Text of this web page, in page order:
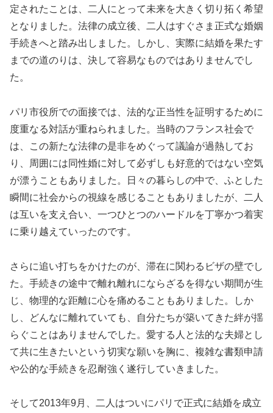
定されたことは、二人にとって未来を大きく切り拓く希望
となりました。法律の成立後、二人はすぐさま正式な婚姻
手続きへと踏み出しました。しかし、実際に結婚を果たす
までの道のりは、決して容易なものではありませんでし
た。
パリ市役所での面接では、法的な正当性を証明するために
度重なる対話が重ねられました。当時のフランス社会で
は、この新たな法律の是非をめぐって議論が過熱してお
り、周囲には同性婚に対して必ずしも好意的ではない空気
が漂うこともありました。日々の暮らしの中で、ふとした
瞬間に社会からの視線を感じることもありましたが、二人
は互いを支え合い、一つひとつのハードルを丁寧かつ着実
に乗り越えていったのです。
さらに追い打ちをかけたのが、滞在に関わるビザの壁でし
た。手続きの途中で離れ離れにならざるを得ない期間が生
じ、物理的な距離に心を痛めることもありました。しか
し、どんなに離れていても、自分たちが築いてきた絆が揺
らぐことはありませんでした。愛する人と法的な夫婦とし
て共に生きたいという切実な願いを胸に、複雑な書類申請
や公的な手続きを忍耐強く遂行していきました。
そして2013年9月、二人はついにパリで正式に結婚を成立